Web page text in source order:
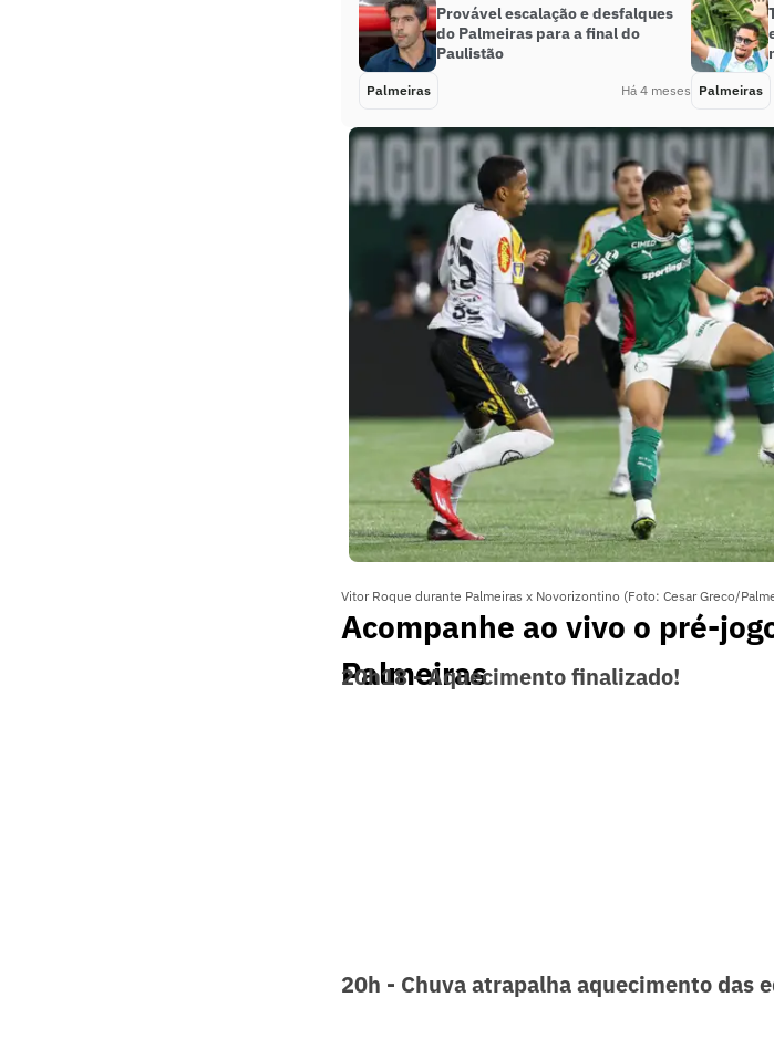
Provável escalação e desfalques
do Palmeiras para a final do
Paulistão
Palmeiras Há 4 meses Palmeiras
Vitor Roque durante Palmeiras x Novorizontino (Foto: Cesar Greco/
Acompanhe ao vivo o pré-
Palmeiras
20h18 - Aquecimento finalizado!
20h - Chuva atrapalha aquecimento das